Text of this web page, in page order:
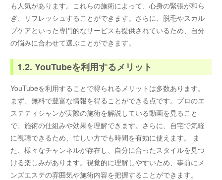
も人気があります。これらの施術によって、心身の緊張が和ら
ぎ、リフレッシュすることができます。さらに、脱毛やスカル
プケアといった専門的なサービスも提供されているため、自分
の悩みに合わせて選ぶことができます。
1.2. YouTubeを利用するメリット
YouTubeを利用することで得られるメリットは多数あります。
まず、無料で豊富な情報を得ることができる点です。プロのエ
ステティシャンが実際の施術を解説している動画を見ること
で、施術の仕組みや効果を理解できます。さらに、自宅で気軽
に視聴できるため、忙しい方でも時間を有効に使えます。 ま
た、様々なチャンネルが存在し、自分に合ったスタイルを見つ
ける楽しみがあります。視覚的に理解しやすいため、事前にメ
ンズエステの雰囲気や施術内容を把握することができます。